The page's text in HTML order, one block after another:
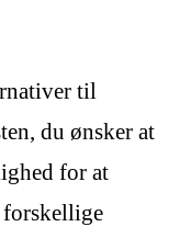
til
du ønsker at
for at